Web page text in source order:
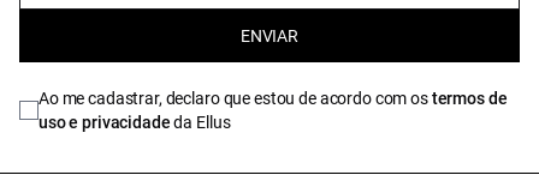
ENVIAR
Ao me cadastrar, declaro que estou de acordo com ostermos de
uso e privacidadeda Ellus